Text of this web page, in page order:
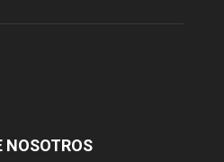
NOSOTROS